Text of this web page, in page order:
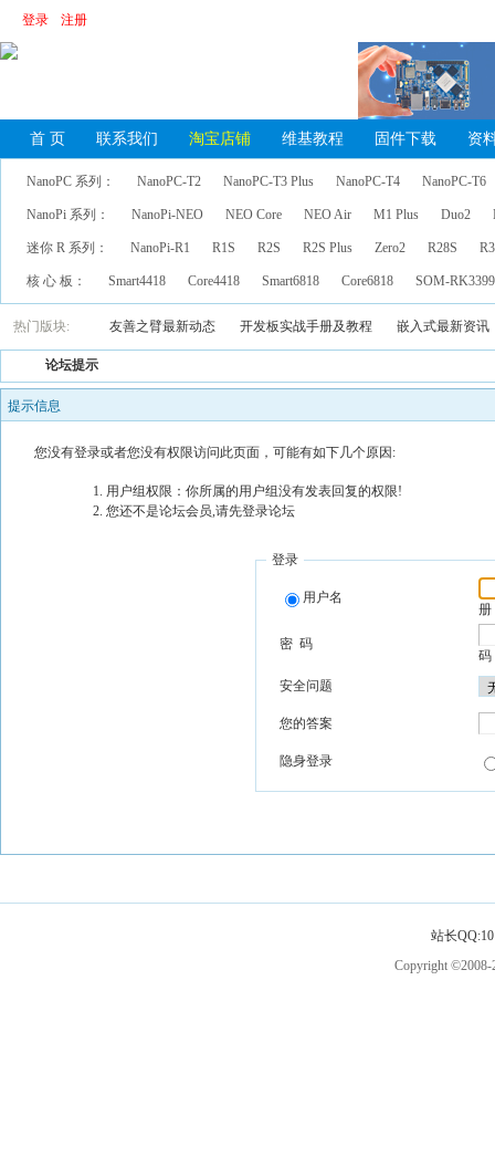
登录 注册
首 页 联系我们 淘宝店铺 维基教程 固件下载 资
NanoPC 系列： NanoPC-T2 NanoPC-T3 Plus NanoPC-T4 NanoPC-T6
NanoPi 系列： NanoPi-NEO NEO Core NEO Air M1 Plus Duo2
迷你 R 系列： NanoPi-R1 R1S R2S R2S Plus Zero2 R28S
核 心 板： Smart4418 Core4418 Smart6818 Core6818 SOM-
热门版块: 友善之臂最新动态 开发板实战手册及教程 嵌入式最新资讯
论坛提示
提示信息
您没有登录或者您没有权限访问此页面，可能有如下几个原因:
用户组权限：你所属的用户组没有发表回复的权限!
您还不是论坛会员,请先登录论坛
登录
用户名
册
密 码
码
安全问题
您的答案
隐身登录
站长
Copyright